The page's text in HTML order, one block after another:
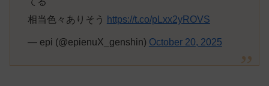
相当色々ありそう
https://t.co/pLxx2yROVS
— epi (@epienuX_genshin) October 20, 2025